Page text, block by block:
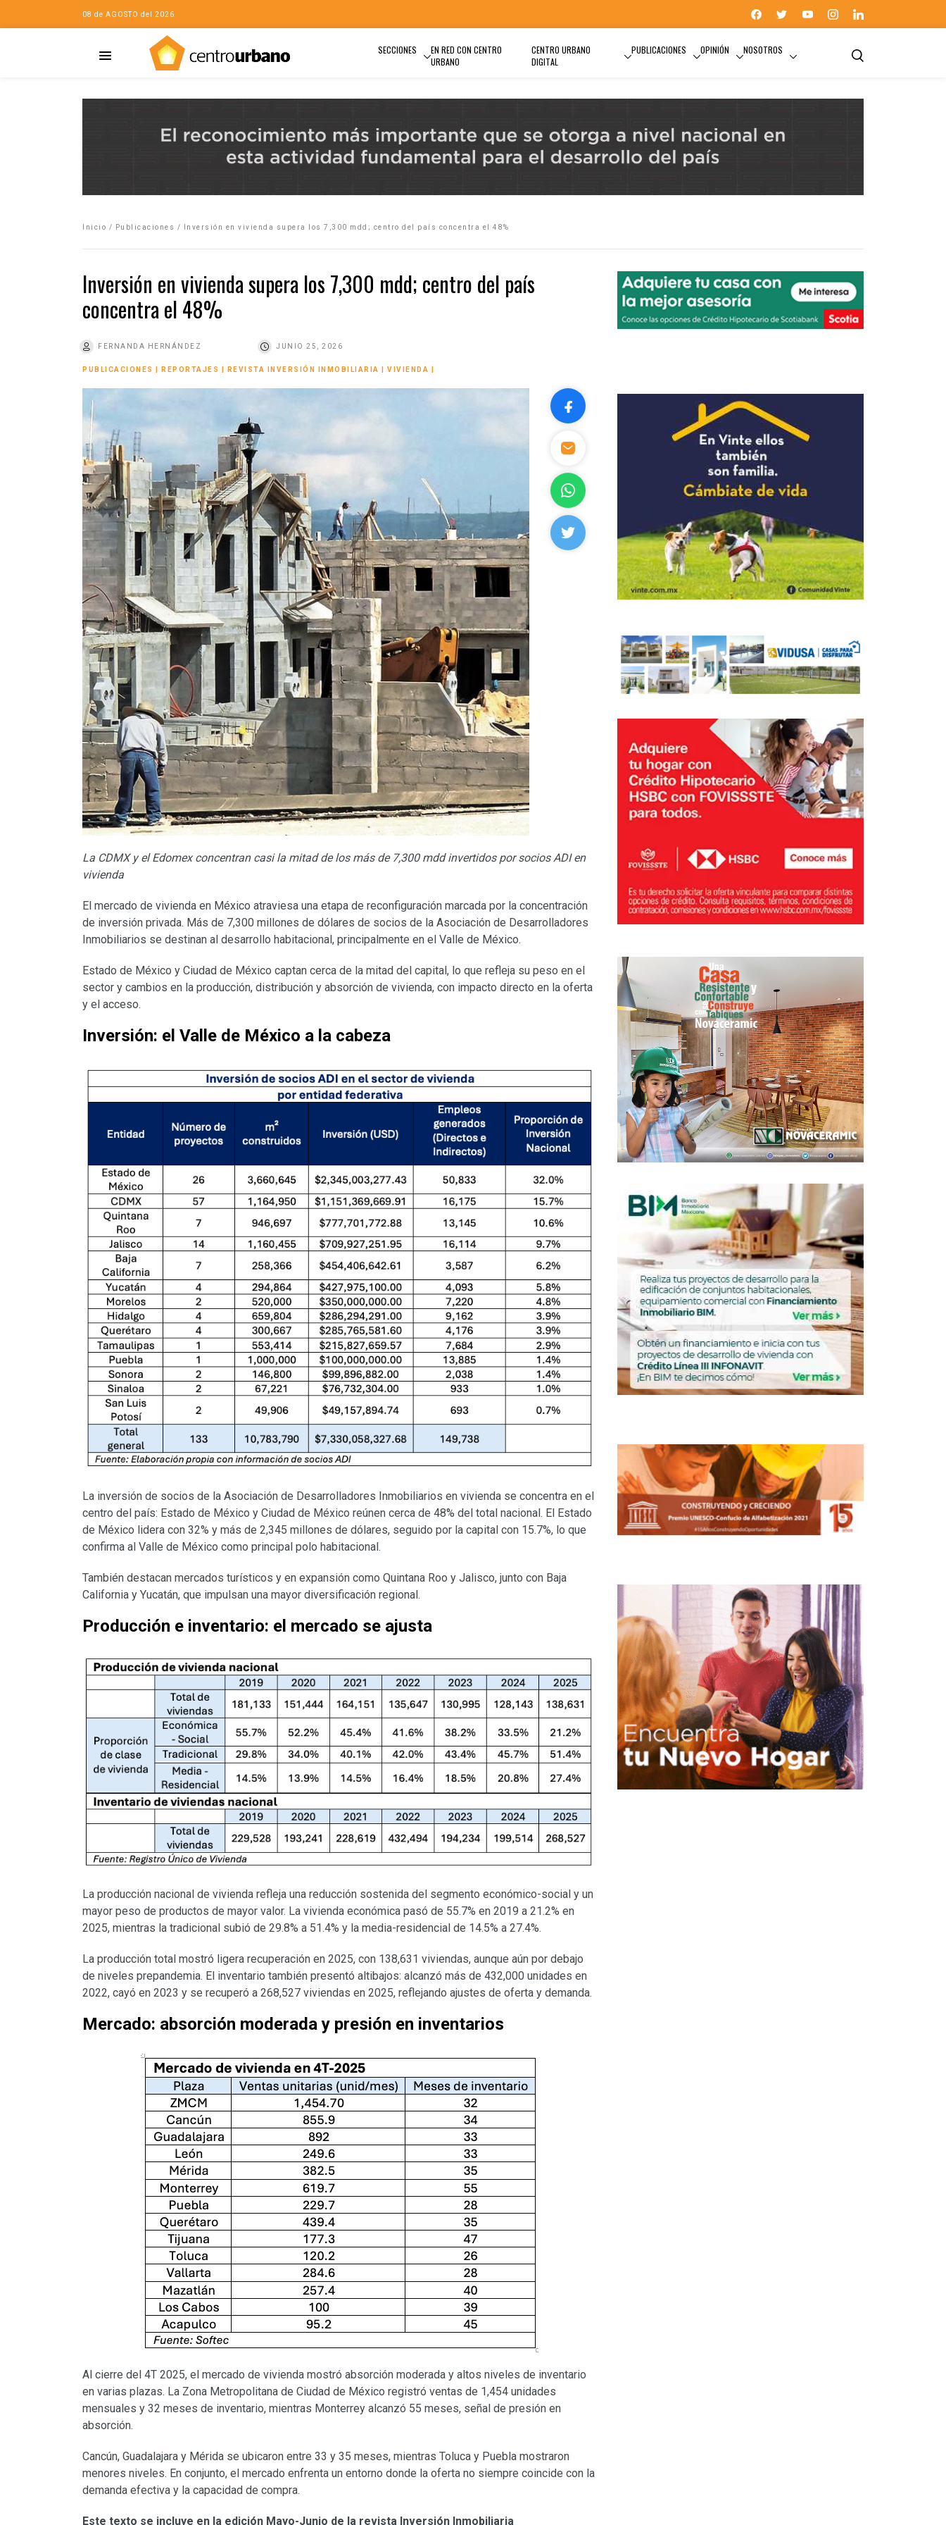
08 de AGOSTO del 2026
SECCIONES
EN RED CON CENTRO
URBANO
CENTRO URBANO
DIGITAL
PUBLICACIONES OPINIÓN NOSOTROS
Inicio / Publicaciones / Inversión en vivienda supera los 7,300 mdd; centro del país concentra el 48%
Inversión en vivienda supera los 7,300 mdd; centro del país
concentra el 48%
FERNANDA HERNÁNDEZ JUNIO 25, 2026
PUBLICACIONES REPORTAJES REVISTA INVERSIÓN INMOBILIARIA VIVIENDA
La CDMX y el Edomex concentran casi la mitad de los más de 7,300 mdd invertidos por socios ADI en
vivienda
El mercado de vivienda en México atraviesa una etapa de reconfiguración marcada por la concentración
de inversión privada. Más de 7,300 millones de dólares de socios de la Asociación de Desarrolladores
Inmobiliarios se destinan al desarrollo habitacional, principalmente en el Valle de México.
Estado de México y Ciudad de México captan cerca de la mitad del capital, lo que refleja su peso en el
sector y cambios en la producción, distribución y absorción de vivienda, con impacto directo en la oferta
y el acceso.
Inversión: el Valle de México a la cabeza
La inversión de socios de la Asociación de Desarrolladores Inmobiliarios en vivienda se concentra en el
centro del país: Estado de México y Ciudad de México reúnen cerca de 48% del total nacional. El Estado
de México lidera con 32% y más de 2,345 millones de dólares, seguido por la capital con 15.7%, lo que
confirma al Valle de México como principal polo habitacional.
También destacan mercados turísticos y en expansión como Quintana Roo y Jalisco, junto con Baja
California y Yucatán, que impulsan una mayor diversificación regional.
Producción e inventario: el mercado se ajusta
La producción nacional de vivienda refleja una reducción sostenida del segmento económico-social y un
mayor peso de productos de mayor valor. La vivienda económica pasó de 55.7% en 2019 a 21.2% en
2025, mientras la tradicional subió de 29.8% a 51.4% y la media-residencial de 14.5% a 27.4%.
La producción total mostró ligera recuperación en 2025, con 138,631 viviendas, aunque aún por debajo
de niveles prepandemia. El inventario también presentó altibajos: alcanzó más de 432,000 unidades en
2022, cayó en 2023 y se recuperó a 268,527 viviendas en 2025, reflejando ajustes de oferta y demanda.
Mercado: absorción moderada y presión en inventarios
Al cierre del 4T 2025, el mercado de vivienda mostró absorción moderada y altos niveles de inventario
en varias plazas. La Zona Metropolitana de Ciudad de México registró ventas de 1,454 unidades
mensuales y 32 meses de inventario, mientras Monterrey alcanzó 55 meses, señal de presión en
absorción.
Cancún, Guadalajara y Mérida se ubicaron entre 33 y 35 meses, mientras Toluca y Puebla mostraron
menores niveles. En conjunto, el mercado enfrenta un entorno donde la oferta no siempre coincide con la
demanda efectiva y la capacidad de compra.
Este texto se incluye en la edición Mayo-Junio de la revista Inversión Inmobiliaria